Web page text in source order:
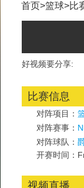
首页>篮球>比
好视频要分享:
比赛信息
对阵项目：
对阵赛事：
对阵球队：
开赛时间：
视频直播